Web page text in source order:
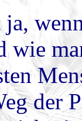
wie
der